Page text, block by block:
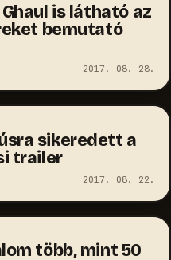
is látható az
bemutató
2017. 08. 28.
sikeredett a
trailer
2017. 08. 22.
több, mint 50